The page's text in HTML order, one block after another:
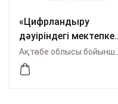
«Цифрландыру
дәуіріндегі мектепке
дейінгі тәрбие мен
білім берудің
ғаламдық болашағы»